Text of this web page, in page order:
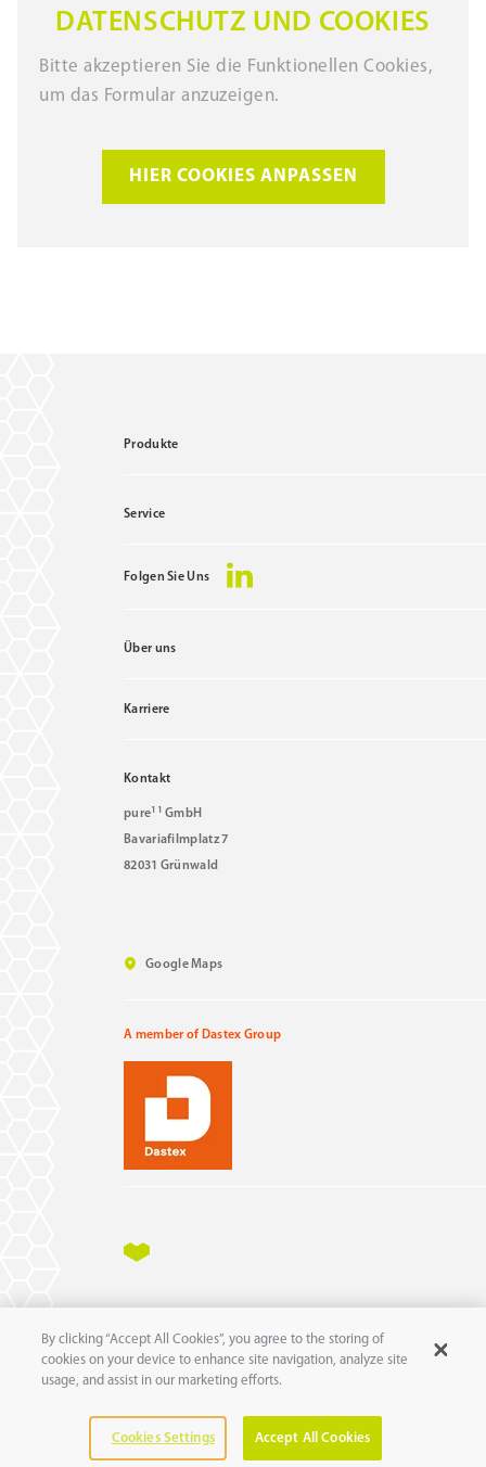
DATENSCHUTZ UND COOKIES
Bitte akzeptieren Sie die Funktionellen Cookies,
um das Formular anzuzeigen.
HIER COOKIES ANPASSEN
Produkte
Service
Folgen Sie Uns
Über uns
Karriere
Kontakt
pure11 GmbH
Bavariafilmplatz 7
82031 Grünwald
Google Maps
A member of Dastex Group
Impressum Datenschutz AEB
© 2025 pure 11GmbH
By clicking “Accept All Cookies”, you agree to the storing of
cookies on your device to enhance site navigation, analyze site
usage, and assist in our marketing efforts.
Cookies Settings Accept All Cookies